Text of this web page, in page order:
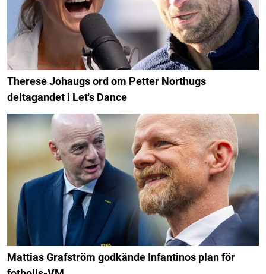
Therese Johaugs ord om Petter Northugs
deltagandet i Let's Dance
Mattias Grafström godkände Infantinos plan för